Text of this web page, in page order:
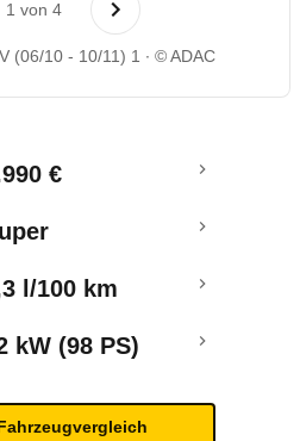
1 von 4
(06/10 - 10/11) 1 © ADAC
€
l/100 km
kW (98 PS)